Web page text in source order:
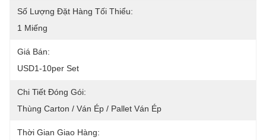
Số Lượng Đặt Hàng Tối Thiểu:
1 Miếng
Giá Bán:
USD1-10per Set
Chi Tiết Đóng Gói:
Thùng Carton / Ván Ép / Pallet Ván Ép
Thời Gian Giao Hàng: